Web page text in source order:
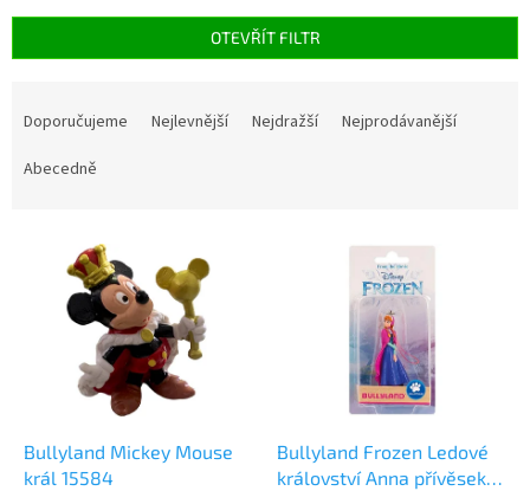
OTEVŘÍT FILTR
Doporučujeme Nejlevnější Nejdražší
Nejprodávanější
Abecedně
Bullyland Mickey Mouse
král 15584
Bullyland Frozen Ledové
království Anna přívěsek